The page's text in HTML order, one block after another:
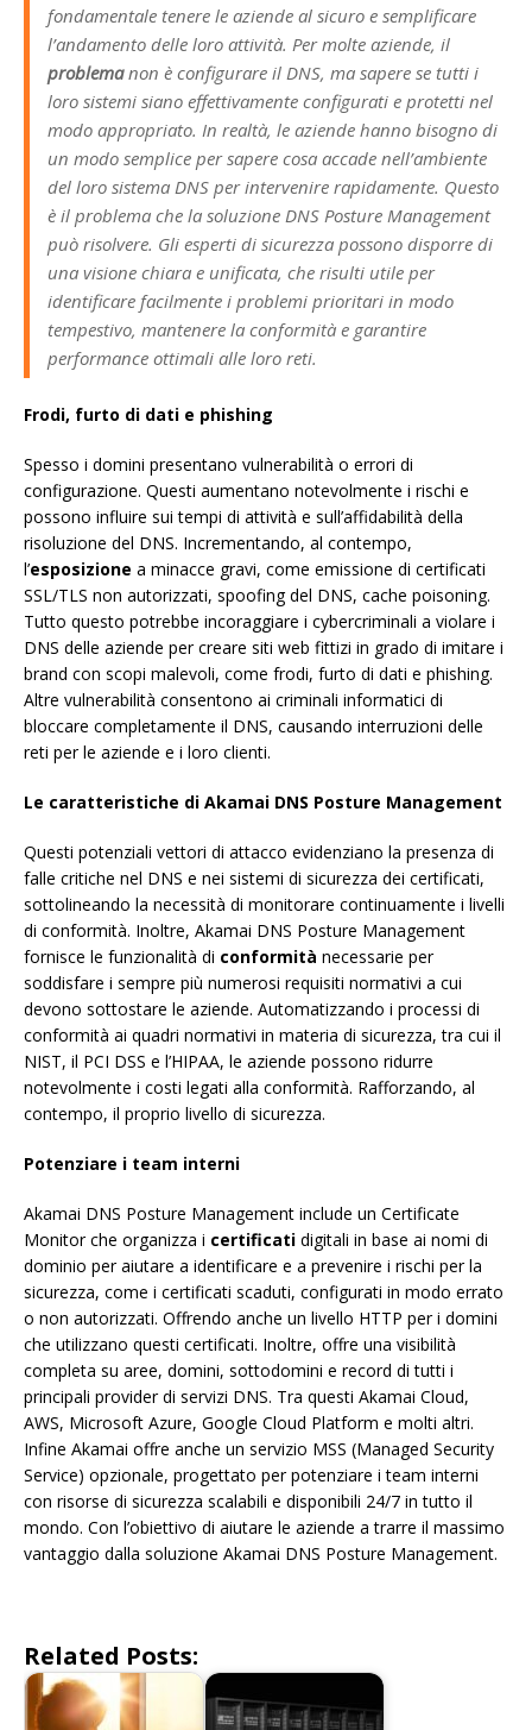
fondamentale tenere le aziende al sicuro e semplificare
l’andamento delle loro attività. Per molte aziende, il
problemanon è configurare il DNS, ma sapere se tutti i
loro sistemi siano effettivamente configurati e protetti nel
modo appropriato. In realtà, le aziende hanno bisogno di
un modo semplice per sapere cosa accade nell’ambiente
del loro sistema DNS per intervenire rapidamente. Questo
è il problema che la soluzione DNS Posture Management
può risolvere. Gli esperti di sicurezza possono disporre di
una visione chiara e unificata, che risulti utile per
identificare facilmente i problemi prioritari in modo
tempestivo, mantenere la conformità e garantire
performance ottimali alle loro reti.
Frodi, furto di dati e phishing
Spesso i domini presentano vulnerabilità o errori di
configurazione. Questi aumentano notevolmente i rischi e
possono influire sui tempi di attività e sull’affidabilità della
risoluzione del DNS. Incrementando, al contempo,
l’esposizione a minacce gravi, come emissione di certificati
SSL/TLS non autorizzati, spoofing del DNS, cache poisoning.
Tutto questo potrebbe incoraggiare i cybercriminali a violare i
DNS delle aziende per creare siti web fittizi in grado di imitare i
brand con scopi malevoli, come frodi, furto di dati e phishing.
Altre vulnerabilità consentono ai criminali informatici di
bloccare completamente il DNS, causando interruzioni delle
reti per le aziende e i loro clienti.
Le caratteristiche di Akamai DNS Posture Management
Questi potenziali vettori di attacco evidenziano la presenza di
falle critiche nel DNS e nei sistemi di sicurezza dei certificati,
sottolineando la necessità di monitorare continuamente i livelli
di conformità. Inoltre, Akamai DNS Posture Management
fornisce le funzionalità di conformità necessarie per
soddisfare i sempre più numerosi requisiti normativi a cui
devono sottostare le aziende. Automatizzando i processi di
conformità ai quadri normativi in materia di sicurezza, tra cui il
NIST, il PCI DSS e l’HIPAA, le aziende possono ridurre
notevolmente i costi legati alla conformità. Rafforzando, al
contempo, il proprio livello di sicurezza.
Potenziare i team interni
Akamai DNS Posture Management include un Certificate
Monitor che organizza i certificati digitali in base ai nomi di
dominio per aiutare a identificare e a prevenire i rischi per la
sicurezza, come i certificati scaduti, configurati in modo errato
o non autorizzati. Offrendo anche un livello HTTP per i domini
che utilizzano questi certificati. Inoltre, offre una visibilità
completa su aree, domini, sottodomini e record di tutti i
principali provider di servizi DNS. Tra questi Akamai Cloud,
AWS, Microsoft Azure, Google Cloud Platform e molti altri.
Infine Akamai offre anche un servizio MSS (Managed Security
Service) opzionale, progettato per potenziare i team interni
con risorse di sicurezza scalabili e disponibili 24/7 in tutto il
mondo. Con l’obiettivo di aiutare le aziende a trarre il massimo
vantaggio dalla soluzione Akamai DNS Posture Management.
Related Posts: